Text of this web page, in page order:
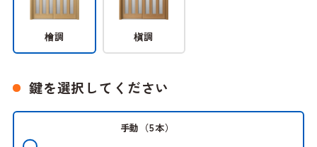
檜調 槇調
鍵を選択してください
手動（5本）